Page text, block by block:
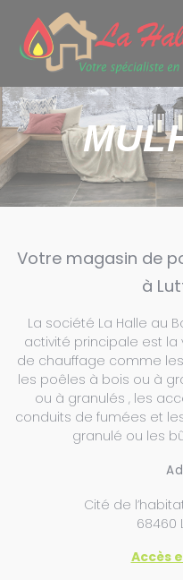
Votre magasin de
à
La société La Halle au
activité principale est la
de chauffage comme
les poêles à bois ou à
ou à granulés , les
conduits de fumées et
granulé ou les
Cité de
68460
Accès